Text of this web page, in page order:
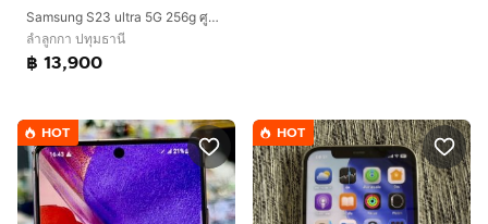
Samsung S23 ultra 5G 256g ศูนย์ไทยTh สีครีม มีกล่อง ได้รับเคลมเปลี่ยนจอ และแบตใหม่ศูนย์ ประกันอะไหล่90วัน ใช้งานดีเยี่ยมครับ
ลำลูกกา ปทุมธานี
฿ 13,900
HOT HOT